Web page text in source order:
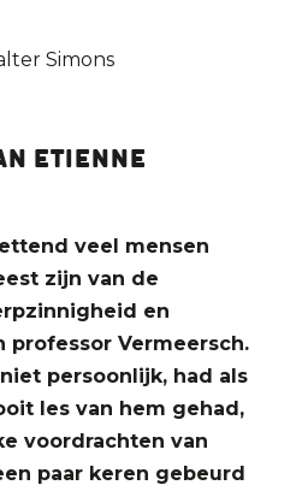
Etienne
veel mensen
zijn van de
en
Vermeersch.
persoonlijk, had als
les van hem gehad,
voordrachten van
paar keren gebeurd